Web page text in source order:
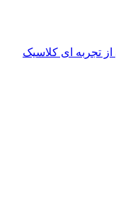
تجربه ای کلاسیک